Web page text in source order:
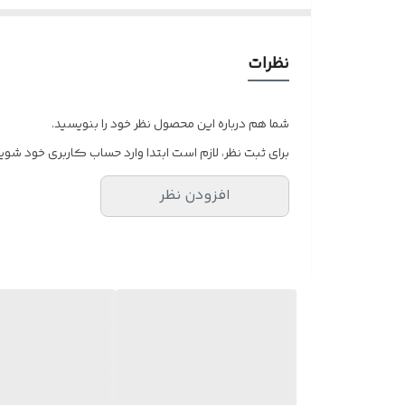
نظرات
شما هم درباره این محصول نظر خود را بنویسید.
برای ثبت نظر، لازم است ابتدا وارد حساب کاربری خود
افزودن نظر